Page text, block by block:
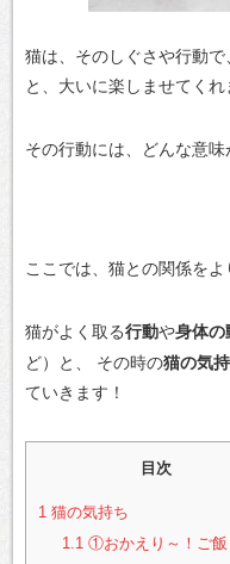
猫は、そのしぐさや行動で
と、大いに楽しませてくれ
その行動には、どんな意
ここでは、猫との関係をよ
猫がよく取る行動や身体の
ど）と、
その時の猫の気
ていきます！
目次
1 猫の気持ち
1.1①おかえり～！ご飯